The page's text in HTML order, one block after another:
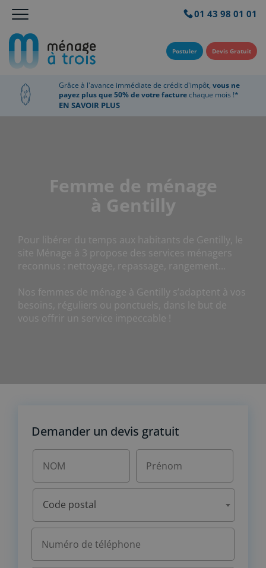
01 43 98 01 01
Postuler Devis Gratuit
Grâce à l'avance immédiate de crédit d'impôt, vous ne
payez plus que 50% de votre facturechaque mois !*
EN SAVOIR PLUS
Femme de ménage
à Gentilly
Pour libérer du temps aux habitants de Gentilly, le
site Ménage à 3 propose des services ménagers
reconnus : nettoyage, repassage, rangement...
Nos femmes de ménage à Gentilly s’adaptent à vos
besoins, réguliers ou ponctuels, dans le but de
vous offrir un service impeccable !
Demander un devis gratuit
Code postal